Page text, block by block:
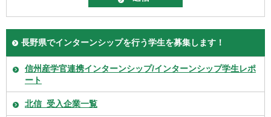
長野県でインターンシップを行う学生を募集します！
信州産学官連携インターンシップ/インターンシップ学生レポ
ート
北信_受入企業一覧